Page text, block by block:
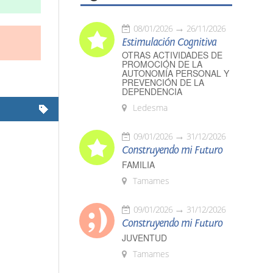
08/01/2026 26/11/2026
Estimulación Cognitiva
OTRAS ACTIVIDADES DE
PROMOCIÓN DE LA
AUTONOMÍA PERSONAL Y
PREVENCIÓN DE LA
DEPENDENCIA
Ledesma
09/01/2026 31/12/2026
Construyendo mi Futuro
FAMILIA
Tamames
09/01/2026 31/12/2026
Construyendo mi Futuro
JUVENTUD
Tamames